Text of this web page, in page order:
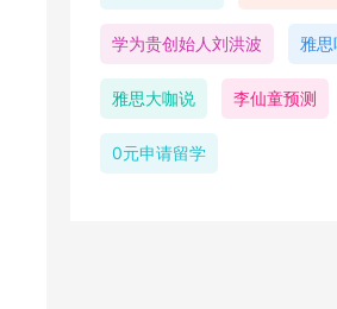
学为贵创始人刘洪波 雅
雅思大咖说 李仙童预测
0元申请留学